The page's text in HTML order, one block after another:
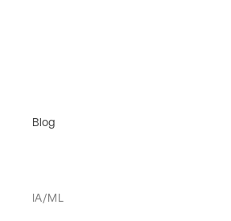
Blog
IA/ML